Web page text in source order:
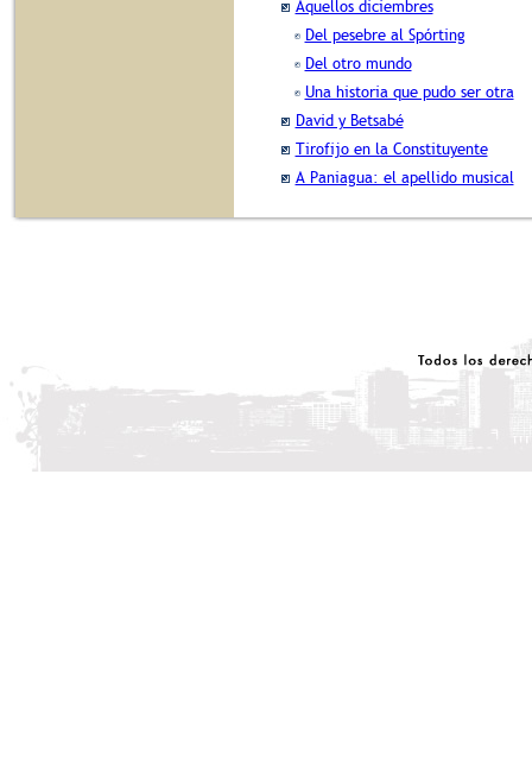
Aquellos diciembres
Del pesebre al Spórting
Del otro mundo
Una historia que pudo ser otra
David y Betsabé
Tirofijo en la Constituyente
A Paniagua: el apellido musical